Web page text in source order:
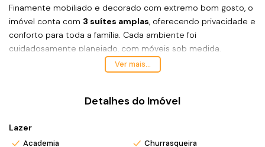
Finamente mobiliado e decorado com extremo bom gosto, o
imóvel conta com 3 suítes amplas, oferecendo privacidade e
conforto para toda a família. Cada ambiente foi
cuidadosamente planejado, com móveis sob medida,
acabamento refinado, iluminação estratégica e uma
atmosfera moderna e acolhedora.
harmoniosa, criando espaços amplos e convidativos para o
gourmet complementa a experiência, proporcionando
momentos únicos de lazer e convivência.
Ver mais...
Detalhes do Imóvel
Lazer
Academia
Churrasqueira